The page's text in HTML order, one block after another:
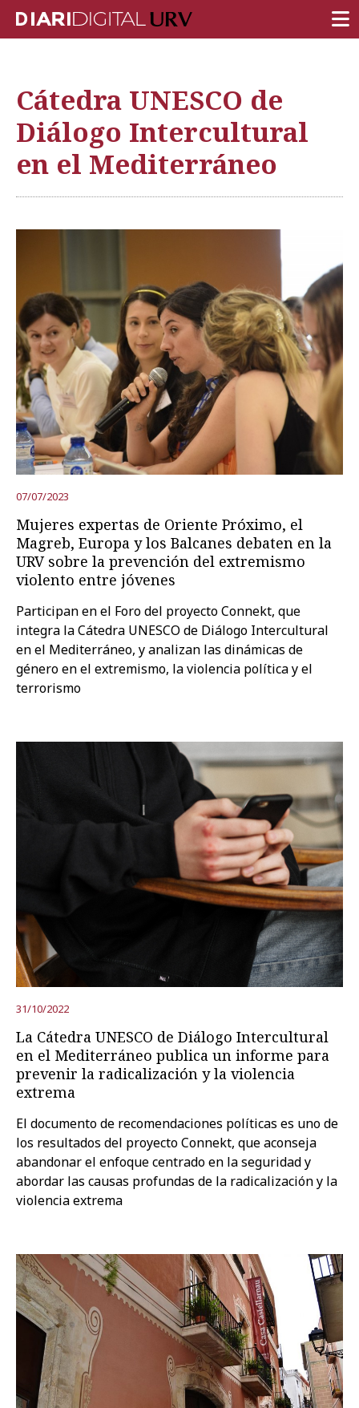
INVESTIGACIÓN
DOCENCIA
INSTITUCIÓN
VIDA EN EL CAMPUS
COMUNIDAD URV
Ámbitos universitarios
Prueba la búsqueda avanzada
Suscríbete a los boletines electrónicos de la URV Agenda
ESPAÑOL CATALÀ ENGLISH
Cátedra UNESCO de
Diálogo Intercultural
en el Mediterráneo
07/07/2023
Mujeres expertas de Oriente Próximo, el
Magreb, Europa y los Balcanes debaten en la
URV sobre la prevención del extremismo
violento entre jóvenes
Participan en el Foro del proyecto Connekt, que
integra la Cátedra UNESCO de Diálogo Intercultural
en el Mediterráneo, y analizan las dinámicas de
género en el extremismo, la violencia política y el
terrorismo
31/10/2022
La Cátedra UNESCO de Diálogo Intercultural
en el Mediterráneo publica un informe para
prevenir la radicalización y la violencia
extrema
El documento de recomendaciones políticas es uno de
los resultados del proyecto Connekt, que aconseja
abandonar el enfoque centrado en la seguridad y
abordar las causas profundas de la radicalización y la
violencia extrema